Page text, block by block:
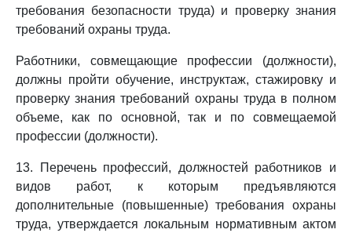
требования безопасности труда) и проверку знания
требований охраны труда.
Работники, совмещающие профессии (должности),
должны пройти обучение, инструктаж, стажировку и
проверку знания требований охраны труда в полном
объеме, как по основной, так и по совмещаемой
профессии (должности).
13. Перечень профессий, должностей работников и
видов работ, к которым предъявляются
дополнительные (повышенные) требования охраны
труда, утверждается локальным нормативным актом